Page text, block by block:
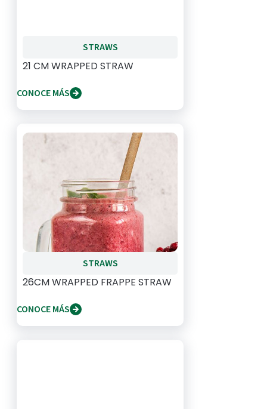
STRAWS
21 CM WRAPPED STRAW
CONOCE MÁS
STRAWS
26CM WRAPPED FRAPPE STRAW
CONOCE MÁS